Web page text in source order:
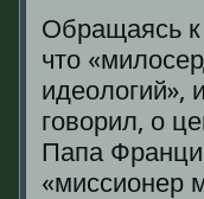
Обращаясь к
что
идеологий»,
гοворил, о
Папа
«миссионер